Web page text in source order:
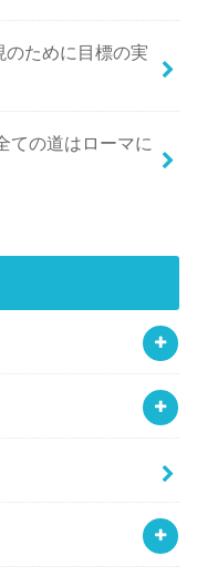
のために目標の実
ての道はローマに